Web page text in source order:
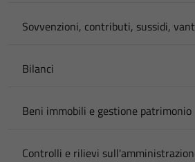
Sovvenzioni, contributi, sussidi,
Bilanci
Beni immobili e gestione patrimonio
Controlli e rilievi